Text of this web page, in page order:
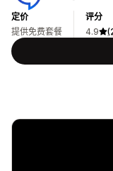
定价
提供免费套餐
评分
4.9